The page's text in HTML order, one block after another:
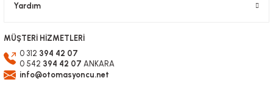
Yardım
MÜŞTERİ HİZMETLERİ
0 312 394 42 07
0 542 394 42 07 ANKARA
info@otomasyoncu.net